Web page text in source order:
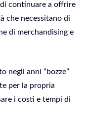
continuare a offrire
che necessitano di
di merchandising e
negli anni “bozze”
per la propria
i costi e tempi di